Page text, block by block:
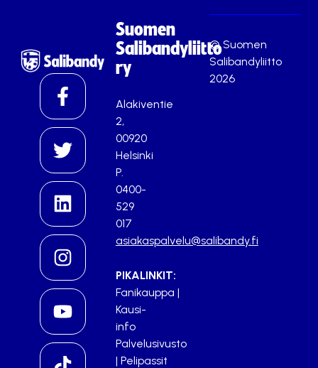
Suomen
Salibandyliitto
ry
Alakiventie
2,
00920
Helsinki
P.
0400-
529
017
asiakaspalvelu@salibandy.fi
PIKALINKIT:
Fanikauppa |
Kausi-
info
Palvelusivusto
| Pelipassit
© Suomen
Salibandyliitto
2026